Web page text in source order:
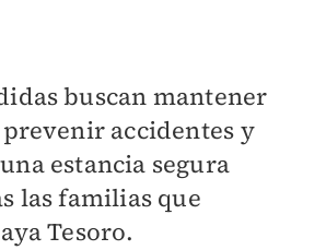
buscan mantener
accidentes y
estancia segura
las familias que
Tesoro.